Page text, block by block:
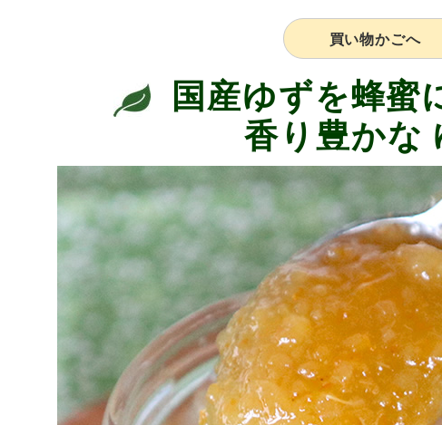
買い物かごへ
国産ゆずを蜂蜜
香り豊かな